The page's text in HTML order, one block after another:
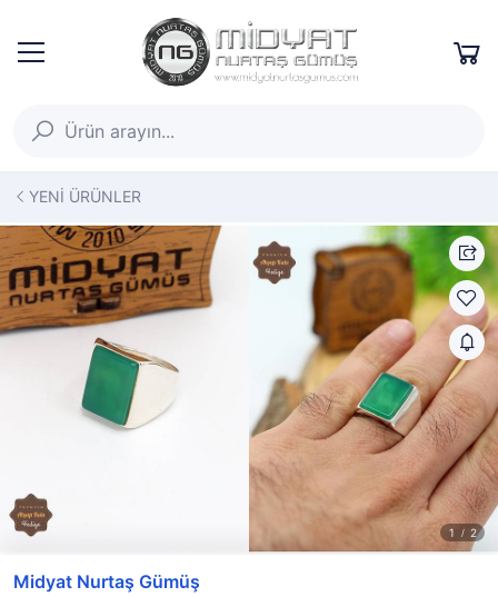
YENİ ÜRÜNLER
Midyat Nurtaş Gümüş